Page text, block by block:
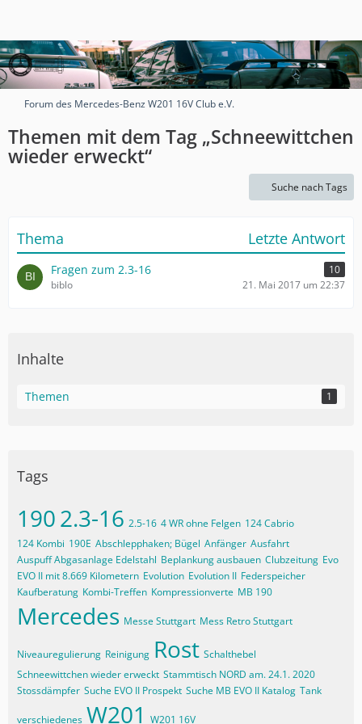
Forum des Mercedes-Benz W201 16V Club e.V.
Themen mit dem Tag „Schneewittchen
wieder erweckt“
Suche nach Tags
Thema Letzte Antwort
Fragen zum 2.3-16
10
biblo
21. Mai 2017 um 22:37
Inhalte
Themen 1
Tags
1902.3-16 2.5-16 4 WR ohne Felgen 124 Cabrio
124 Kombi 190E Abschlepphaken; Bügel Anfänger Ausfahrt
Auspuff Abgasanlage Edelstahl Beplankung ausbauen Clubzeitung Evo
EVO II mit 8.669 Kilometern Evolution Evolution II Federspeicher
Kaufberatung Kombi-Treffen Kompressionverte MB 190
Mercedes Messe Stuttgart Mess Retro Stuttgart
Niveauregulierung Reinigung Rost Schalthebel
Schneewittchen wieder erweckt Stammtisch NORD am. 24.1. 2020
Stossdämpfer Suche EVO II Prospekt Suche MB EVO II Katalog Tank
verschiedenes W201 W201 16V